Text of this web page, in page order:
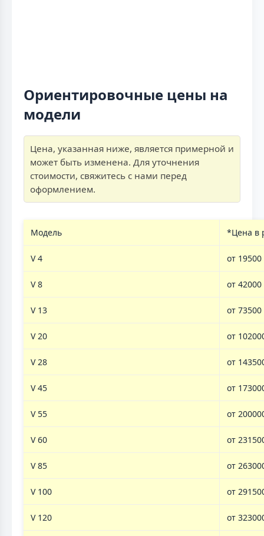
Ориентировочные цены на
модели
Цена, указанная ниже, является примерной и
может быть изменена. Для уточнения
стоимости, свяжитесь с нами перед
оформлением.
Модель *Цена в
V 4 от 19500
V 8 от 42000
V 13 от 73500
V 20 от
V 28 от
V 45 от
V 55 от
V 60 от
V 85 от
V 100 от
V 120 от